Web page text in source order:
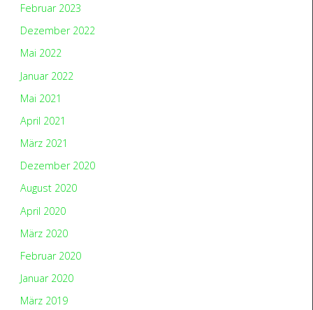
Februar 2023
Dezember 2022
Mai 2022
Januar 2022
Mai 2021
April 2021
März 2021
Dezember 2020
August 2020
April 2020
März 2020
Februar 2020
Januar 2020
März 2019